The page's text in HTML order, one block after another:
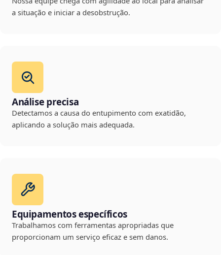
a situação e iniciar a desobstrução.
Análise precisa
Detectamos a causa do entupimento com exatidão,
aplicando a solução mais adequada.
Equipamentos específicos
Trabalhamos com ferramentas apropriadas que
proporcionam um serviço eficaz e sem danos.